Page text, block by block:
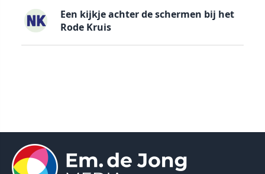
Een kijkje achter de schermen bij het
Rode Kruis